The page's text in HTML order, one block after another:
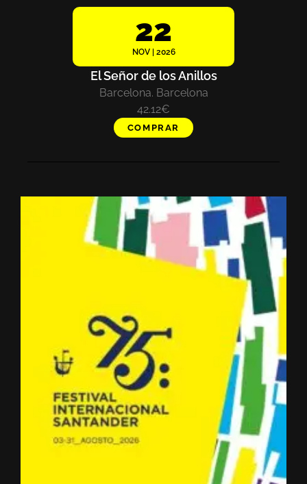
22
NOV | 2026
El Señor de los Anillos
Barcelona. Barcelona
42.12€
COMPRAR